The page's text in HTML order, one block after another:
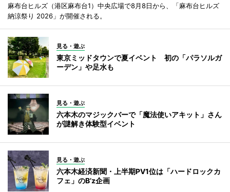
麻布台ヒルズ（港区麻布台1）中央広場で8月8日から、「麻布台ヒルズ
納涼祭り 2026」が開催される。
見る・遊ぶ
東京ミッドタウンで夏イベント 初の「パラソルガ
ーデン」や足水も
見る・遊ぶ
六本木のマジックバーで「魔法使いアキット」さん
が謎解き体験型イベント
見る・遊ぶ
六本木経済新聞・上半期PV1位は「ハードロックカ
フェ」のB’z企画